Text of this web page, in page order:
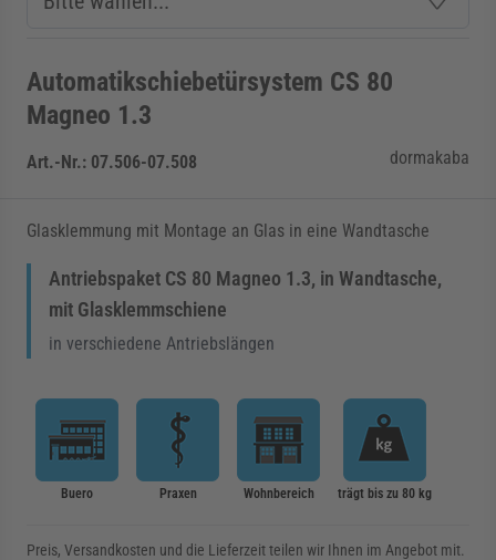
Automatikschiebetürsystem CS 80
Magneo 1.3
Art.-Nr.: 07.506-07.508 dormakaba
Glasklemmung mit Montage an Glas in eine Wandtasche
Antriebspaket CS 80 Magneo 1.3, in Wandtasche,
mit Glasklemmschiene
in verschiedene Antriebslängen
Buero Praxen Wohnbereich trägt bis zu 80 kg
Preis, Versandkosten und die Lieferzeit teilen wir Ihnen im Angebot mit.